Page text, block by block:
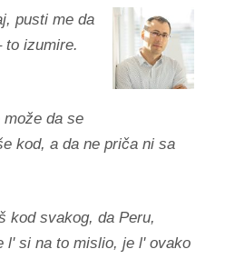
pusti me da
to izumire.
da se
kod, a da ne priča ni sa
kod svakog, da Peru,
l' si na to mislio, je l' ovako